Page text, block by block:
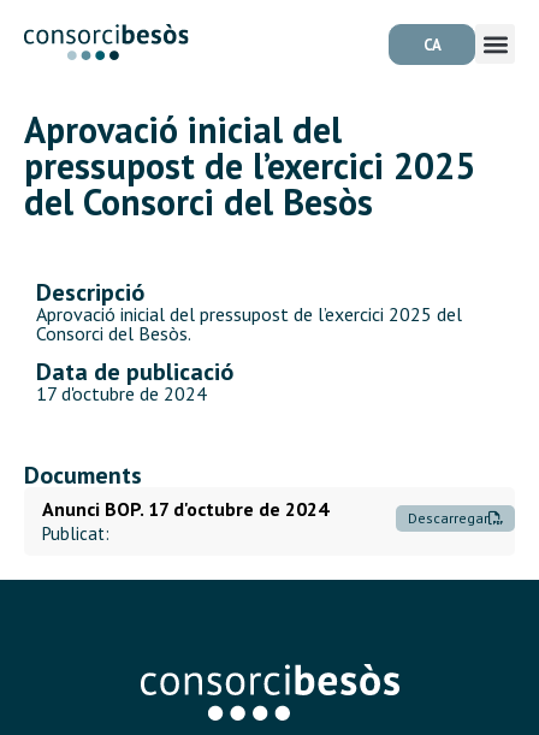
CA
Aprovació inicial del
pressupost de l’exercici 2025
del Consorci del Besòs
Descripció
Aprovació inicial del pressupost de l’exercici 2025 del
Consorci del Besòs.
Data de publicació
17 d'octubre de 2024
Documents
Anunci BOP. 17 d'octubre de 2024 Descarregar
Publicat: